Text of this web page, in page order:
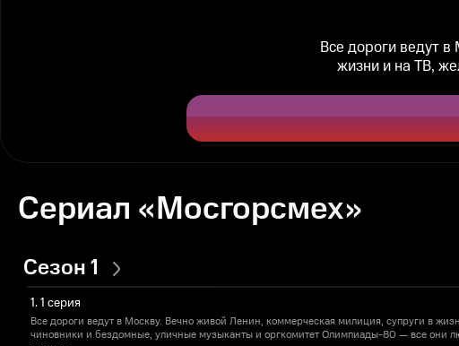
Все дороги ведут
жизни и на ТВ,
Сериал «Мосгорсмех»
Сезон 1
1. 1 серия
Все дороги ведут в Москву. Вечно живой Ленин, коммерческая милиция, супруги в
чиновники и бездомные, уличные музыканты и оргкомитет Олимпиады-80 — все они